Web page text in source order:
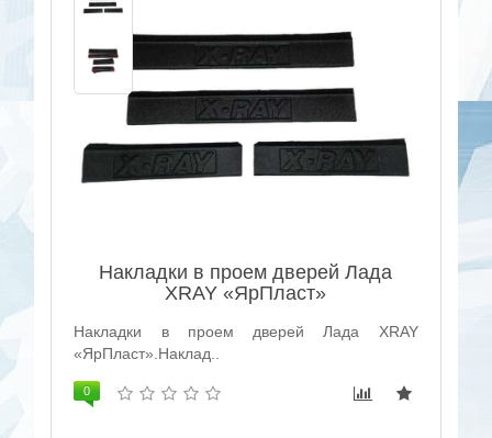
Накладки в проем дверей Лада
XRAY «ЯрПласт»
Накладки в проем дверей Лада XRAY
«ЯрПласт».Наклад..
0